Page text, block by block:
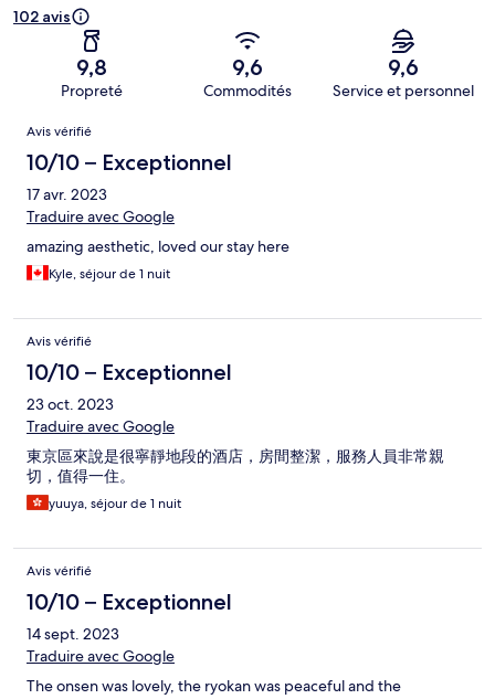
102 avis
9,8
Propreté
9,6
Commodités
9,6
Service et personnel
Avis
Avis vérifié
10/10 – Exceptionnel
17 avr. 2023
Traduire avec Google
amazing aesthetic, loved our stay here
Kyle, séjour de 1 nuit
Avis vérifié
10/10 – Exceptionnel
23 oct. 2023
Traduire avec Google
東京區來說是很寧靜地段的酒店，房間整潔，服務人員非常親
切，值得一住。
yuuya, séjour de 1 nuit
Avis vérifié
10/10 – Exceptionnel
14 sept. 2023
Traduire avec Google
The onsen was lovely, the ryokan was peaceful and the